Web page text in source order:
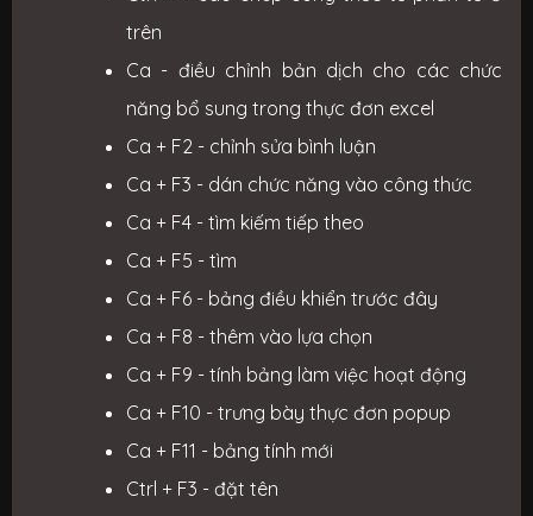
trên
Ca - điều chỉnh bản dịch cho các chức
năng bổ sung trong thực đơn excel
Ca + F2 - chỉnh sửa bình luận
Ca + F3 - dán chức năng vào công thức
Ca + F4 - tìm kiếm tiếp theo
Ca + F5 - tìm
Ca + F6 - bảng điều khiển trước đây
Ca + F8 - thêm vào lựa chọn
Ca + F9 - tính bảng làm việc hoạt động
Ca + F10 - trưng bày thực đơn popup
Ca + F11 - bảng tính mới
Ctrl + F3 - đặt tên